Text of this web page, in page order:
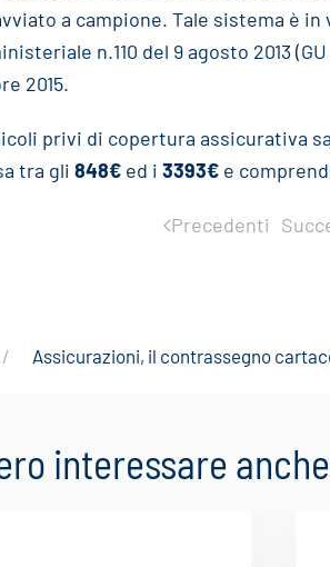
a campione. Tale sistema è
n.110 del 9 agosto 2013
2015.
privi di copertura assicurativa
tra gli 848€ ed i 3393€ e
Precedenti
Assicurazioni, il contrassegno
interessare